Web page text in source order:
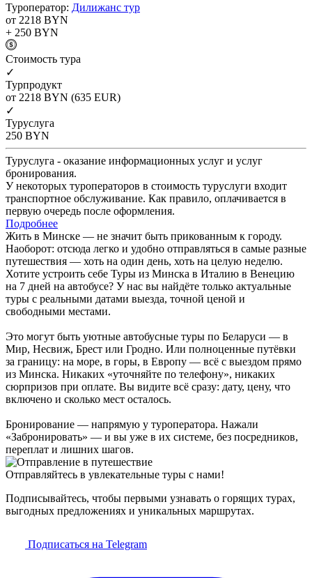
Туроператор: Дилижанс тур
от 2218 BYN
+ 250 BYN
Cтоимость тура
✓
Турпродукт
от 2218 BYN (635 EUR)
✓
Туруслуга
250 BYN
Туруслуга - оказание информационных услуг и услуг
бронирования.
У некоторых туроператоров в стоимость туруслуги входит
транспортное обслуживание. Как правило, оплачивается в
первую очередь после оформления.
Подробнее
Жить в Минске — не значит быть прикованным к городу.
Наоборот: отсюда легко и удобно отправляться в самые разные
путешествия — хоть на один день, хоть на целую неделю.
Хотите устроить себе Туры из Минска в Италию в Венецию
на 7 дней на автобусе? У нас вы найдёте только актуальные
туры с реальными датами выезда, точной ценой и
свободными местами.
Это могут быть уютные автобусные туры по Беларуси — в
Мир, Несвиж, Брест или Гродно. Или полноценные путёвки
за границу: на море, в горы, в Европу — всё с выездом прямо
из Минска. Никаких «уточняйте по телефону», никаких
сюрпризов при оплате. Вы видите всё сразу: дату, цену, что
включено и сколько мест осталось.
Бронирование — напрямую у туроператора. Нажали
«Забронировать» — и вы уже в их системе, без посредников,
переплат и лишних шагов.
Отправляйтесь в увлекательные туры с нами!
Подписывайтесь, чтобы первыми узнавать о горящих турах,
выгодных предложениях и уникальных маршрутах.
Подписаться на Telegram